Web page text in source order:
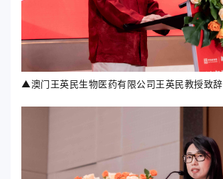
▲澳门王英民生物医药有限公司王英民教授致辞